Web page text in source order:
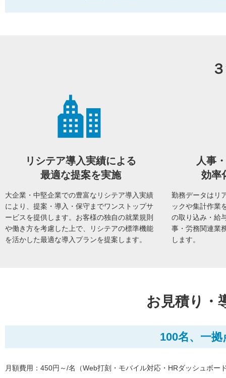
リシテア導入実績による
最適な提案を実施
大企業・中堅企業での豊富なリシテア導入実績
により、提案・導入・保守までワンストップサ
ービスを提供します。お客様の独自の就業規則
や働き方を考慮した上で、リシテアの標準機能
を活かした最適な導入プランを提案します。
人事
効率
勤務データはリ
ックや集計作業
の取り込み・給
事・労務関連業
します。
お見積り・
100名、一
月額費用：450円～/名（Web打刻・モバイル対応・HRダッシュボー